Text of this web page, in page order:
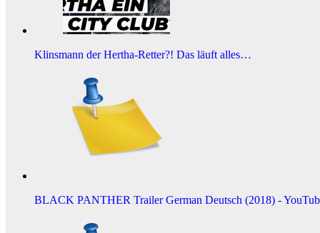
Klinsmann der Hertha-Retter?! Das läuft alles…
BLACK PANTHER Trailer German Deutsch (2018) -